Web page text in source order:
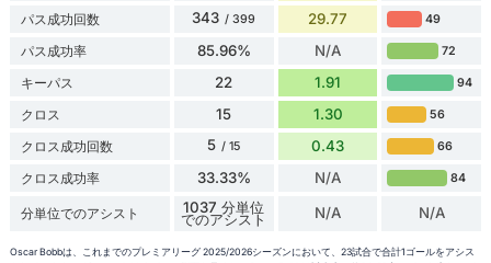
パス成功回数 343 / 399 29.77 49
パス成功率 85.96% N/A 72
キーパス 22 1.91 94
クロス 15 1.30 56
クロス成功回数 5 / 15 0.43 66
クロス成功率 33.33% N/A 84
分単位でのアシスト 1037 分単位
でのアシスト N/A N/A
Oscar Bobbは、これまでのプレミアリーグ 2025/2026シーズンにおいて、23試合で合計1ゴールをアシス